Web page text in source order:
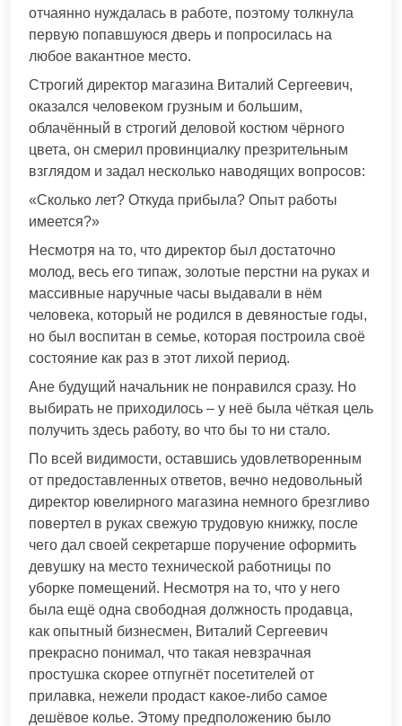
отчаянно нуждалась в работе, поэтому толкнула
первую попавшуюся дверь и попросилась на
любое вакантное место.
Строгий директор магазина Виталий Сергеевич,
оказался человеком грузным и большим,
облачённый в строгий деловой костюм чёрного
цвета, он смерил провинциалку презрительным
взглядом и задал несколько наводящих вопросов:
«Сколько лет? Откуда прибыла? Опыт работы
имеется?»
Несмотря на то, что директор был достаточно
молод, весь его типаж, золотые перстни на руках и
массивные наручные часы выдавали в нём
человека, который не родился в девяностые годы,
но был воспитан в семье, которая построила своё
состояние как раз в этот лихой период.
Ане будущий начальник не понравился сразу. Но
выбирать не приходилось – у неё была чёткая цель
получить здесь работу, во что бы то ни стало.
По всей видимости, оставшись удовлетворенным
от предоставленных ответов, вечно недовольный
директор ювелирного магазина немного брезгливо
повертел в руках свежую трудовую книжку, после
чего дал своей секретарше поручение оформить
девушку на место технической работницы по
уборке помещений. Несмотря на то, что у него
была ещё одна свободная должность продавца,
как опытный бизнесмен, Виталий Сергеевич
прекрасно понимал, что такая невзрачная
простушка скорее отпугнёт посетителей от
прилавка, нежели продаст какое-либо самое
дешёвое колье. Этому предположению было